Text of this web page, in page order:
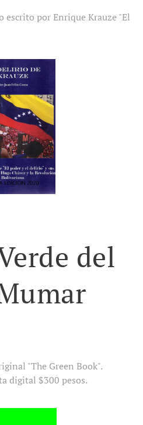
escrito por Enrique Krauze "El
del
"The Green Book".
digital $300 pesos.